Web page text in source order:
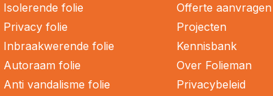
Isolerende folie
Privacy folie
Inbraakwerende folie
Autoraam folie
Anti vandalisme folie
Offerte aanvragen
Projecten
Kennisbank
Over Folieman
Privacybeleid